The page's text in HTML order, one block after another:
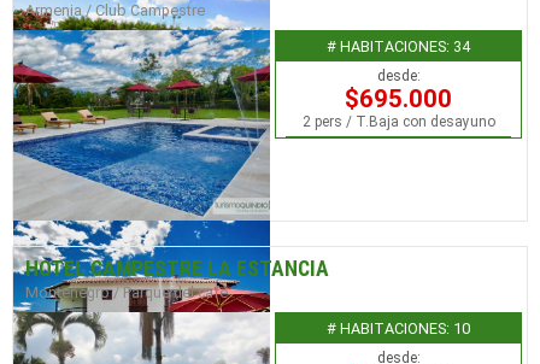
Armenia / Club Campestre
# HABITACIONES: 34
desde:
$695.000
2 pers / T.Baja con desayuno
HOTEL CAMPESTRE LA ESTANCIA
Montenegro / Parque del café
# HABITACIONES: 10
desde: